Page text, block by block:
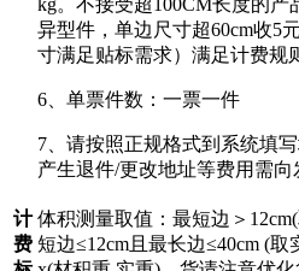
kg。不接受超100CM长度的
异型件，单边尺寸超60cm收5
寸满足贴标需求）满足计费规
6、单票件数：一票一件
7、请按照正规格式到系统填
产生退件/更改地址等费用需向
计
费
体积测量取值：最短边＞
短边≤12cm且最长边≤40cm (取